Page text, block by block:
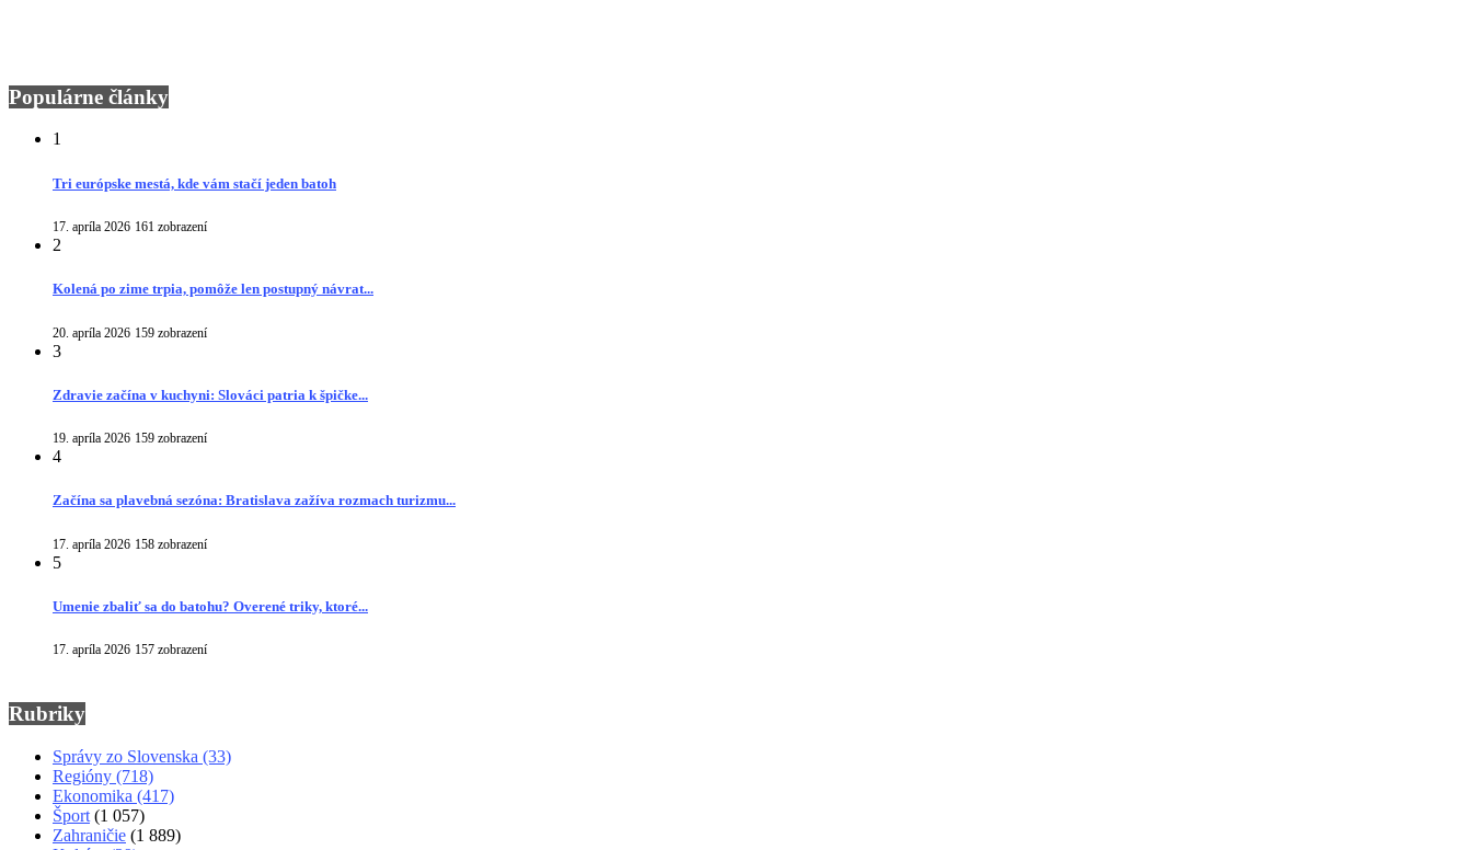
Populárne články
1
Tri európske mestá, kde vám stačí jeden batoh
17. apríla 2026 161 zobrazení
2
Kolená po zime trpia, pomôže len postupný návrat...
20. apríla 2026 159 zobrazení
3
Zdravie začína v kuchyni: Slováci patria k špičke...
19. apríla 2026 159 zobrazení
4
Začína sa plavebná sezóna: Bratislava zažíva rozmach turizmu...
17. apríla 2026 158 zobrazení
5
Umenie zbaliť sa do batohu? Overené triky, ktoré...
17. apríla 2026 157 zobrazení
Rubriky
Správy zo Slovenska (33)
Regióny (718)
Ekonomika (417)
Šport (1 057)
Zahraničie (1 889)